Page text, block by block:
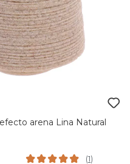
arena Lina Natural
(1)